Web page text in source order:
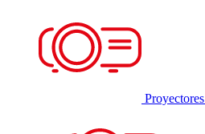
Proyectores